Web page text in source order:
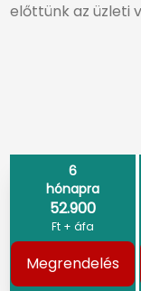
előttünk az üzleti
6
hónapra
52.900
Ft + áfa
Megrendelés